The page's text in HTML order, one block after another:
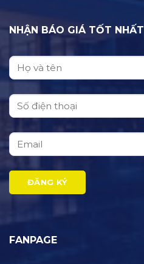
NHẬN BÁO GIÁ TỐT NHẤT
FANPAGE